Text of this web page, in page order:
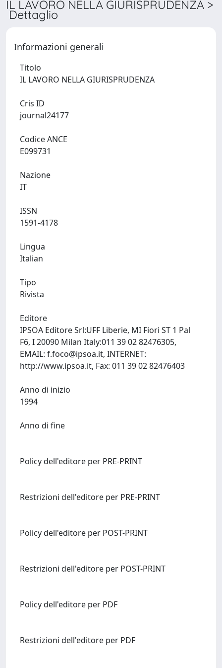
IL LAVORO NELLA GIURISPRUDENZA >
Dettaglio
Informazioni generali
Titolo
Cris ID
Codice ANCE
Nazione
ISSN
Lingua
Tipo
Rivista
Editore
IPSOA Editore Srl:UFF Liberie, MI Fiori ST 1 Pal
F6, I 20090 Milan Italy:011 39 02 82476305,
EMAIL: f.foco@ipsoa.it, INTERNET:
Anno di inizio
Anno di fine
Policy dell'editore per PRE-PRINT
Restrizioni dell'editore per PRE-PRINT
Policy dell'editore per POST-PRINT
Restrizioni dell'editore per POST-PRINT
Policy dell'editore per PDF
Restrizioni dell'editore per PDF